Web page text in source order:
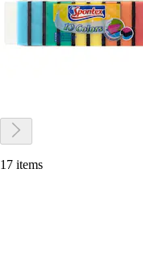
17 items